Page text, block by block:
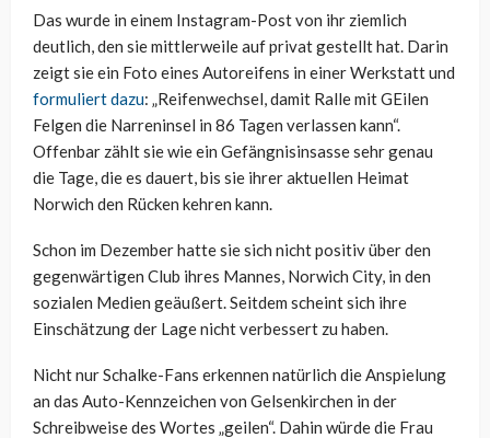
Das wurde in einem Instagram-Post von ihr ziemlich
deutlich, den sie mittlerweile auf privat gestellt hat. Darin
zeigt sie ein Foto eines Autoreifens in einer Werkstatt und
formuliert dazu: „Reifenwechsel, damit Ralle mit GEilen
Felgen die Narreninsel in 86 Tagen verlassen kann“.
Offenbar zählt sie wie ein Gefängnisinsasse sehr genau
die Tage, die es dauert, bis sie ihrer aktuellen Heimat
Norwich den Rücken kehren kann.
Schon im Dezember hatte sie sich nicht positiv über den
gegenwärtigen Club ihres Mannes, Norwich City, in den
sozialen Medien geäußert. Seitdem scheint sich ihre
Einschätzung der Lage nicht verbessert zu haben.
Nicht nur Schalke-Fans erkennen natürlich die Anspielung
an das Auto-Kennzeichen von Gelsenkirchen in der
Schreibweise des Wortes „geilen“. Dahin würde die Frau